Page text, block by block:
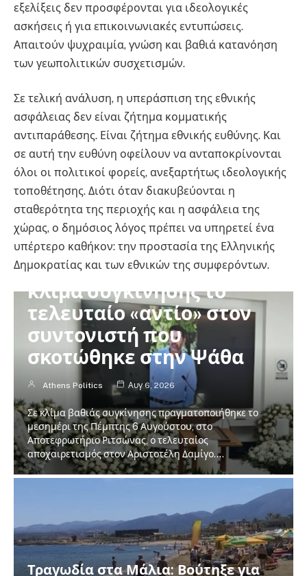
εξελίξεις δεν προσφέρονται για ιδεολογικές
ασκήσεις ή για επικοινωνιακές εντυπώσεις.
Απαιτούν ψυχραιμία, γνώση και βαθιά κατανόηση
των γεωπολιτικών συσχετισμών.
Σε τελική ανάλυση, η υπεράσπιση της εθνικής
ασφάλειας δεν είναι ζήτημα κομματικής
αντιπαράθεσης. Είναι ζήτημα εθνικής ευθύνης. Και
σε αυτή την ευθύνη οφείλουν να ανταποκρίνονται
όλοι οι πολιτικοί φορείς, ανεξαρτήτως ιδεολογικής
τοποθέτησης. Διότι όταν διακυβεύονται η
σταθερότητα της περιοχής και η ασφάλεια της
χώρας, ο δημόσιος λόγος πρέπει να υπηρετεί ένα
υπέρτερο καθήκον: την προστασία της Ελληνικής
Δημοκρατίας και των εθνικών της συμφερόντων.
Ελλάδα
Αριστοτέλης Δαμίγος: Σε
κλίμα συγκίνησης το
τελευταίο «αντίο» στον
συντονιστή που
σκοτώθηκε στην Ψάθα
Athens Politics Αυγ 6, 2026
Σε κλίμα βαθιάς συγκίνησης πραγματοποιήθηκε το
μεσημέρι της Πέμπτης 6 Αυγούστου, στο
Αποτεφρωτήριο Ριτσώνας, ο τελευταίος
αποχαιρετισμός στον Αριστοτέλη Δαμίγο.…
Τραγωδία στα Μάλια: Βούτηξε για